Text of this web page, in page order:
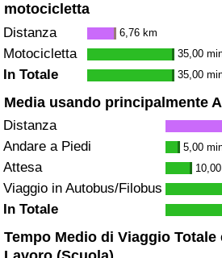
motocicletta
Distanza 6,76 km
Motocicletta 35,00
In Totale 35,00
Media usando principalmente
Distanza
Andare a Piedi 5,00
Attesa
Viaggio in Autobus/Filobus
In Totale
Tempo Medio di Viaggio Totale